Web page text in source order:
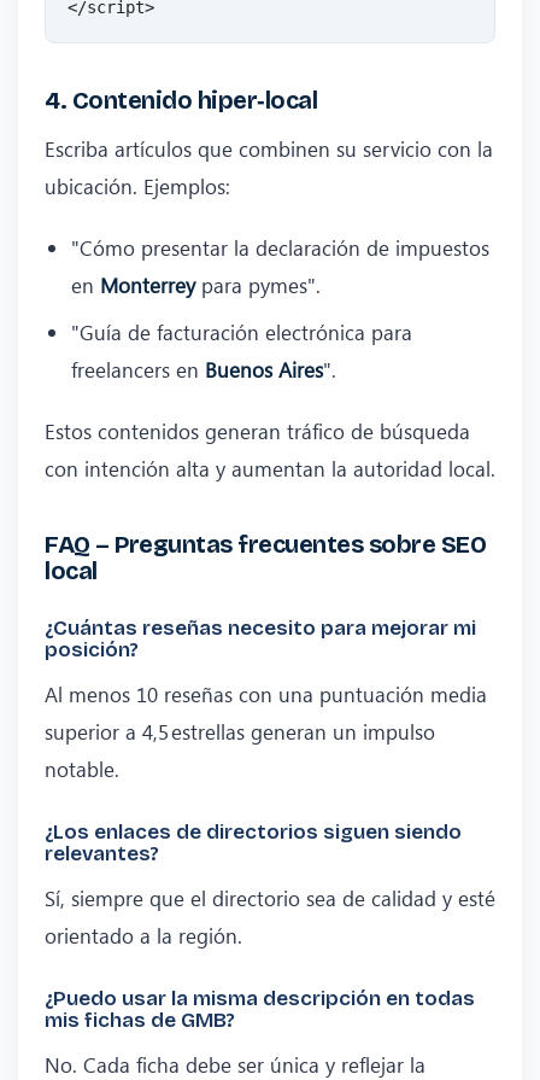
4. Contenido hiper‑local
Escriba artículos que combinen su servicio con la
ubicación. Ejemplos:
"Cómo presentar la declaración de impuestos
en Monterreypara pymes".
"Guía de facturación electrónica para
freelancers en Buenos Aires".
Estos contenidos generan tráfico de búsqueda
con intención alta y aumentan la autoridad local.
FAQ – Preguntas frecuentes sobre SEO
local
¿Cuántas reseñas necesito para mejorar mi
posición?
Al menos 10 reseñas con una puntuación media
superior a 4,5 estrellas generan un impulso
notable.
¿Los enlaces de directorios siguen siendo
relevantes?
Sí, siempre que el directorio sea de calidad y esté
orientado a la región.
¿Puedo usar la misma descripción en todas
mis fichas de GMB?
No. Cada ficha debe ser única y reflejar la